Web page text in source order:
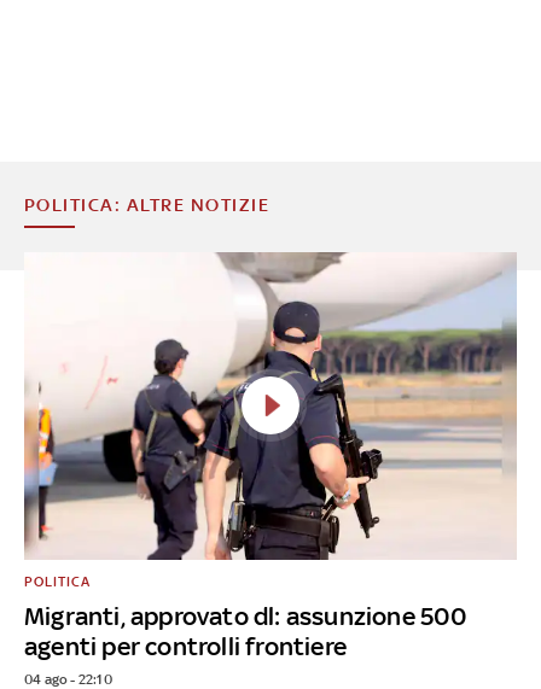
POLITICA: ALTRE NOTIZIE
Migranti, approvato dl: assunzione 500
agenti per controlli frontiere
POLITICA
04 ago - 22:10